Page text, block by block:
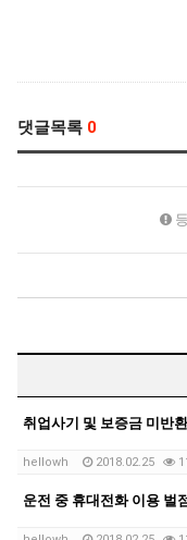
댓글목록 0
취업사기 및 보증금 미반
hellowh 2018.02.25
운전 중 휴대전화 이용 벌